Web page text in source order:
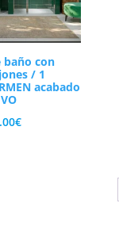
baño con
/ 1
acabado
€